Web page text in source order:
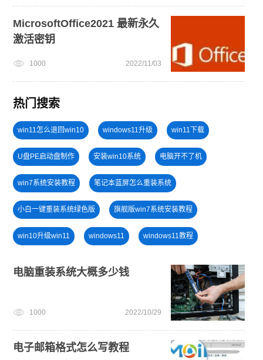
MicrosoftOffice2021 最新永久
激活密钥
1000 2022/11/03
热门搜索
win11怎么退回win10 windows11升级 win11下载
U盘PE启动盘制作 安装win10系统 电脑开不了机
win7系统安装教程 笔记本蓝屏怎么重装系统
小白一键重装系统绿色版 旗舰版win7系统安装教程
win10升级win11 windows11 windows11教程
win10系统重装
电脑重装系统大概多少钱
1000 2022/10/29
电子邮箱格式怎么写教程